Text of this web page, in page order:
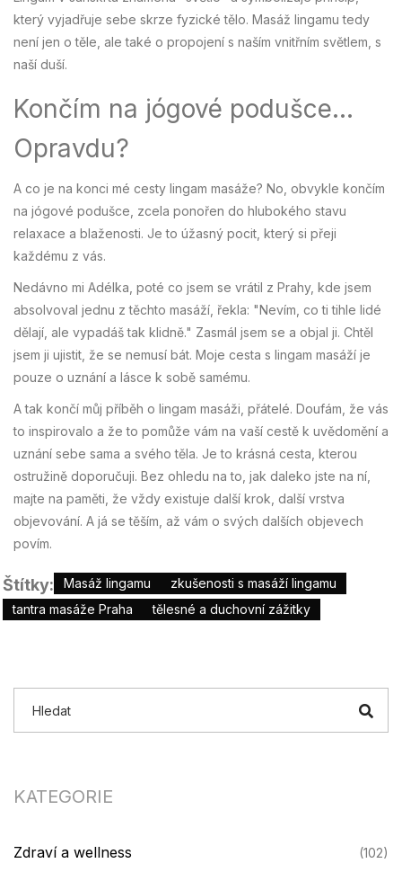
který vyjadřuje sebe skrze fyzické tělo. Masáž lingamu tedy
není jen o těle, ale také o propojení s naším vnitřním světlem, s
naší duší.
Končím na jógové podušce...
Opravdu?
A co je na konci mé cesty lingam masáže? No, obvykle končím
na jógové podušce, zcela ponořen do hlubokého stavu
relaxace a blaženosti. Je to úžasný pocit, který si přeji
každému z vás.
Nedávno mi Adélka, poté co jsem se vrátil z Prahy, kde jsem
absolvoval jednu z těchto masáží, řekla: "Nevím, co ti tihle lidé
dělají, ale vypadáš tak klidně." Zasmál jsem se a objal ji. Chtěl
jsem ji ujistit, že se nemusí bát. Moje cesta s lingam masáží je
pouze o uznání a lásce k sobě samému.
A tak končí můj příběh o lingam masáži, přátelé. Doufám, že vás
to inspirovalo a že to pomůže vám na vaší cestě k uvědomění a
uznání sebe sama a svého těla. Je to krásná cesta, kterou
ostružině doporučuji. Bez ohledu na to, jak daleko jste na ní,
majte na paměti, že vždy existuje další krok, další vrstva
objevování. A já se těším, až vám o svých dalších objevech
povím.
Štítky: Masáž lingamu
zkušenosti s masáží lingamu
tantra masáže Praha
tělesné a duchovní zážitky
KATEGORIE
Zdraví a wellness (102)